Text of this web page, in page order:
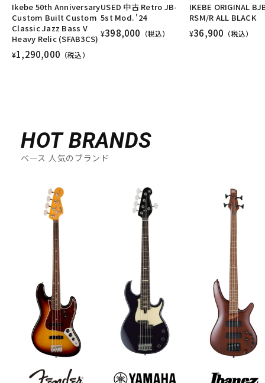
Ikebe 50th Anniversary
Custom Built Custom
Classic Jazz Bass V
Heavy Relic (SFAB3CS)
¥1,290,000 （税込）
USED 中古 Retro JB-
5st Mod. '24
¥398,000 （税込）
IKEBE ORIGINAL
RSM/R ALL BLACK
¥36,900 （税込）
HOT BRANDS
ベース 人気のブランド